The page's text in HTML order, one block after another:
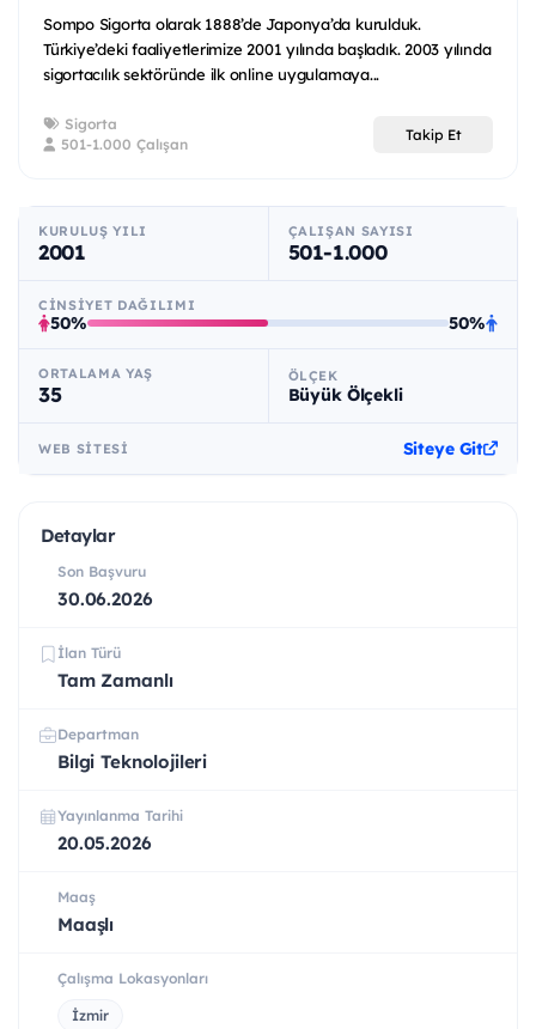
Sompo Sigorta olarak 1888’de Japonya’da kurulduk.
Türkiye’deki faaliyetlerimize 2001 yılında başladık. 2003 yılında
sigortacılık sektöründe ilk online uygulamaya...
Sigorta
501-1.000 Çalışan
Takip Et
KURULUŞ YILI
2001
ÇALIŞAN SAYISI
501-1.000
CINSIYET DAĞILIMI
50% 50%
ORTALAMA YAŞ
35
ÖLÇEK
Büyük Ölçekli
WEB SITESI Siteye Git
Detaylar
Son Başvuru
30.06.2026
İlan Türü
Tam Zamanlı
Departman
Bilgi Teknolojileri
Yayınlanma Tarihi
20.05.2026
Maaş
Maaşlı
Çalışma Lokasyonları
İzmir